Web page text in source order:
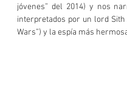
jóvenes” del 2014) y nos
interpretados por un lord
Wars”) y la espía más